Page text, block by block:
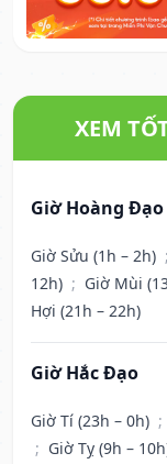
XEM
Giờ Hoàng Đạo
Giờ Sửu (1h – 2h) ;
12h) ; Giờ Mùi
Hợi (21h – 22h)
Giờ Hắc Đạo
Giờ Tí (23h – 0h) ;
; Giờ Tỵ (9h –